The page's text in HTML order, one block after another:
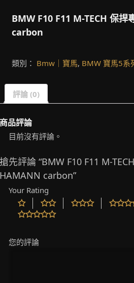
BMW F10 F11 M-TECH 保
carbon
類別： Bmw｜寶馬, BMW 寶馬5系
評論 (0)
品評論
目前沒有評論。
先評論 “BMW F10 F11 M-
carbon”
Your Rating
您的評論